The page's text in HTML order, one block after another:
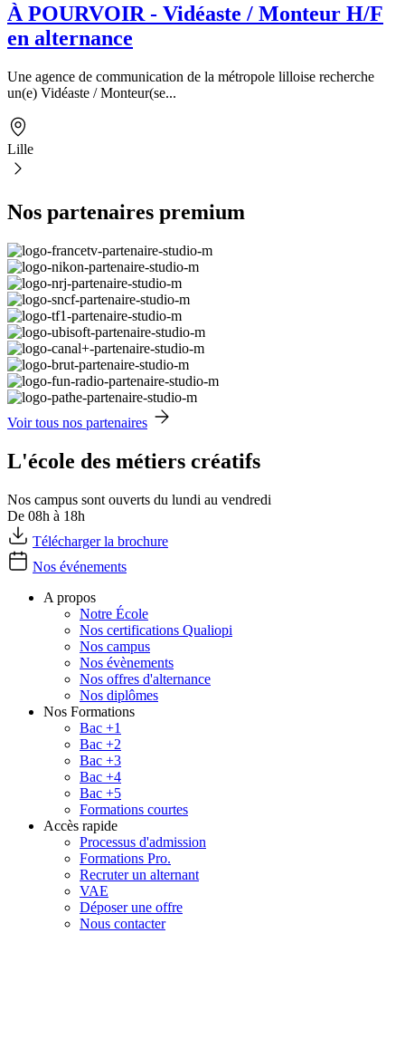
À POURVOIR - Vidéaste / Monteur H/F
en alternance
Une agence de communication de la métropole lilloise recherche
un(e) Vidéaste / Monteur(se...
Lille
Nos partenaires premium
Voir tous nos partenaires
L'école des métiers créatifs
Nos campus sont ouverts du lundi au vendredi
De 08h à 18h
Télécharger la brochure
Nos événements
A propos
Notre École
Nos certifications Qualiopi
Nos campus
Nos évènements
Nos offres d'alternance
Nos diplômes
Nos Formations
Bac +1
Bac +2
Bac +3
Bac +4
Bac +5
Formations courtes
Accès rapide
Processus d'admission
Formations Pro.
Recruter un alternant
VAE
Déposer une offre
Nous contacter